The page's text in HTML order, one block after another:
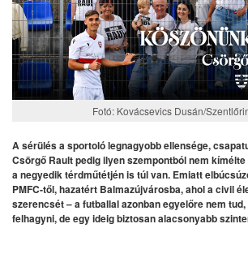
Fotó: Kovácsevics Dusán/
A sérülés a sportoló legnagyobb ellensége,
Csörgő Rault pedig ilyen szempontból nem
a negyedik térdműtétjén is túl van. Emiatt
PMFC-től, hazatért Balmazújvárosba, ahol a civil
szerencsét – a futballal azonban egyelőre nem
felhagyni, de egy ideig biztosan alacsonyabb